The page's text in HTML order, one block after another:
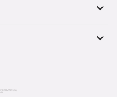
keyboard_arrow_down
keyboard_arrow_down